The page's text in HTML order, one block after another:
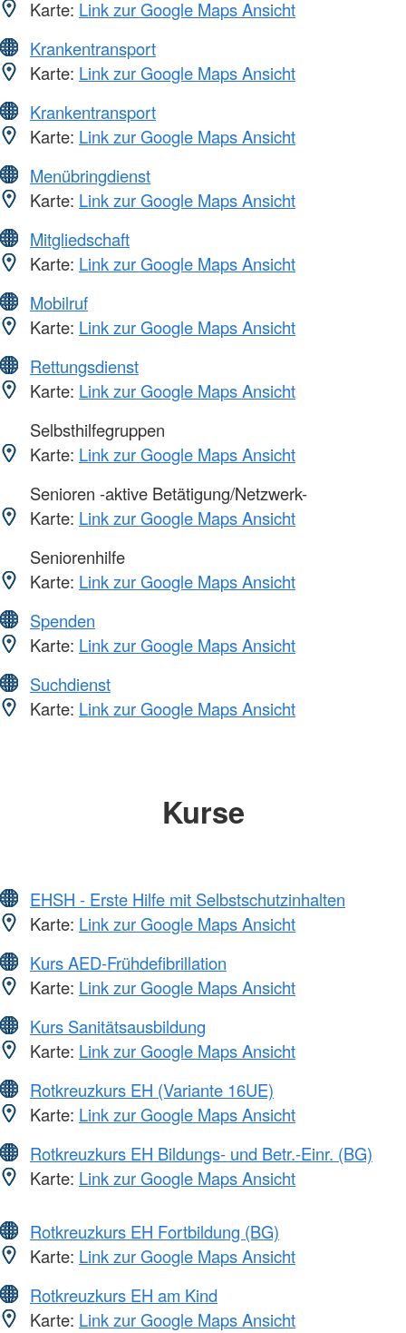
Karte: Link zur Google Maps Ansicht
Krankentransport
Karte: Link zur Google Maps Ansicht
Krankentransport
Karte: Link zur Google Maps Ansicht
Menübringdienst
Karte: Link zur Google Maps Ansicht
Mitgliedschaft
Karte: Link zur Google Maps Ansicht
Mobilruf
Karte: Link zur Google Maps Ansicht
Rettungsdienst
Karte: Link zur Google Maps Ansicht
Selbsthilfegruppen
Karte: Link zur Google Maps Ansicht
Senioren -aktive Betätigung/Netzwerk-
Karte: Link zur Google Maps Ansicht
Seniorenhilfe
Karte: Link zur Google Maps Ansicht
Spenden
Karte: Link zur Google Maps Ansicht
Suchdienst
Karte: Link zur Google Maps Ansicht
Kurse
EHSH - Erste Hilfe mit Selbstschutzinhalten
Karte: Link zur Google Maps Ansicht
Kurs AED-Frühdefibrillation
Karte: Link zur Google Maps Ansicht
Kurs Sanitätsausbildung
Karte: Link zur Google Maps Ansicht
Rotkreuzkurs EH (Variante 16UE)
Karte: Link zur Google Maps Ansicht
Rotkreuzkurs EH Bildungs- und Betr.-Einr. (BG)
Karte: Link zur Google Maps Ansicht
Rotkreuzkurs EH Fortbildung (BG)
Karte: Link zur Google Maps Ansicht
Rotkreuzkurs EH am Kind
Karte: Link zur Google Maps Ansicht